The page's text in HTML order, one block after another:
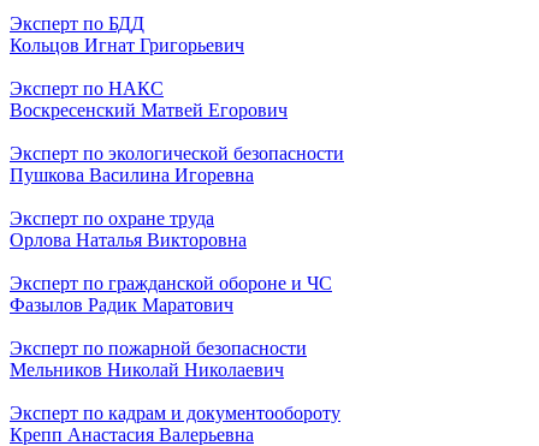
Эксперт по БДД
Кольцов Игнат Григорьевич
Эксперт по НАКС
Воскресенский Матвей Егорович
Эксперт по экологической безопасности
Пушкова Василина Игоревна
Эксперт по охране труда
Орлова Наталья Викторовна
Эксперт по гражданской обороне и ЧС
Фазылов Радик Маратович
Эксперт по пожарной безопасности
Мельников Николай Николаевич
Эксперт по кадрам и документообороту
Крепп Анастасия Валерьевна